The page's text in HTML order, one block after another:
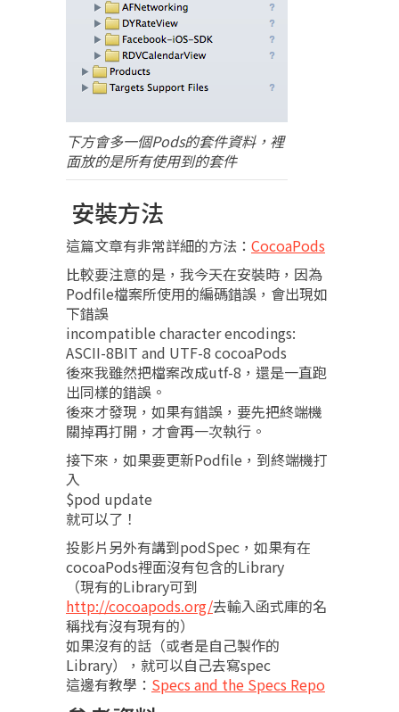
下方會多一個Pods的套件資料，裡
面放的是所有使用到的套件
安裝方法
這篇文章有非常詳細的方法： CocoaPods
比較要注意的是，我今天在安裝時，因為
Podfile檔案所使用的編碼錯誤，會出現如
下錯誤
incompatible character encodings:
ASCII-8BIT and UTF-8 cocoaPods
後來我雖然把檔案改成utf-8，還是一直跑
出同樣的錯誤。
後來才發現，如果有錯誤，要先把終端機
關掉再打開，才會再一次執行。
接下來，如果要更新Podfile，到終端機打
入
$pod update
就可以了！
投影片另外有講到podSpec，如果有在
cocoaPods裡面沒有包含的Library
（現有的Library可到
http://cocoapods.org/去輸入函式庫的名
稱找有沒有現有的）
如果沒有的話（或者是自己製作的
Library），就可以自己去寫spec
這邊有教學： Specs and the Specs Repo